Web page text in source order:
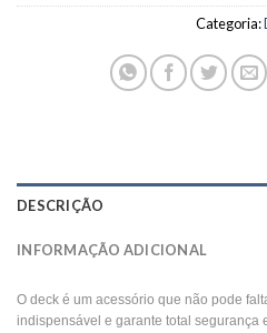
Categoria:
DESCRIÇÃO
INFORMAÇÃO ADICIONAL
O deck é um acessório que não pode
indispensável e garante total segurança